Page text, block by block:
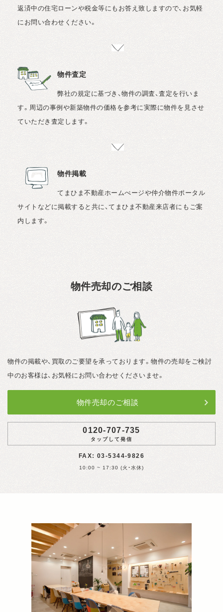
返済中の住宅ローンや税金等にもお答え致しますので、お気軽
にお問い合わせください。
物件査定
弊社の規定に基づき、物件の調査、査定を行いま
す。周辺の事例や新築物件の価格を参考に実際に物件を見させ
ていただき査定します。
物件掲載
てまひま不動産ホームぺージや仲介物件ポータル
サイトなどに掲載すると共に、てまひま不動産来店者にもご案
内します。
物件売却のご相談
物件の掲載や、買取のご要望を承っております。物件の売却をご検討
中のお客様は、お気軽にお問い合わせくださいませ。
物件売却のご相談
0120-707-735
タップして発信
FAX: 03-5344-9826
10:00 ~ 17:30 (火・水休)